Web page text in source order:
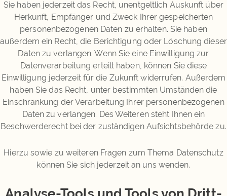
Sie haben jederzeit das Recht, unentgeltlich Auskunft über
Herkunft, Empfänger und Zweck Ihrer gespeicherten
personenbezogenen Daten zu erhalten. Sie haben
außerdem ein Recht, die Berichtigung oder Löschung dieser
Daten zu verlangen. Wenn Sie eine Einwilligung zur
Datenverarbeitung erteilt haben, können Sie diese
Einwilligung jederzeit für die Zukunft widerrufen. Außerdem
haben Sie das Recht, unter bestimmten Umständen die
Einschränkung der Verarbeitung Ihrer personenbezogenen
Daten zu verlangen. Des Weiteren steht Ihnen ein
Beschwerderecht bei der zuständigen Aufsichtsbehörde zu.
Hierzu sowie zu weiteren Fragen zum Thema Datenschutz
können Sie sich jederzeit an uns wenden.